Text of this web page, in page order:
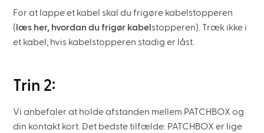
For at lappe et kabel skal du frigøre kabelstopperen
( læs her, hvordan du frigør kabel stopperen). Træk ikke i
et kabel, hvis kabelstopperen stadig er låst.
Trin 2:
Vi anbefaler at holde afstanden mellem PATCHBOX og
din kontakt kort. Det bedste tilfælde: PATCHBOX er lige